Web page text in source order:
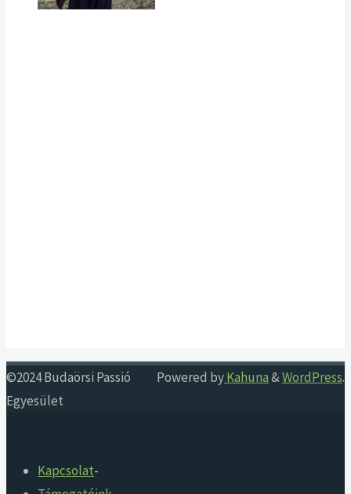
Powered byKahuna&WordPress.
©2024 Budaörsi Passió
Egyesület
Kapcsolat-